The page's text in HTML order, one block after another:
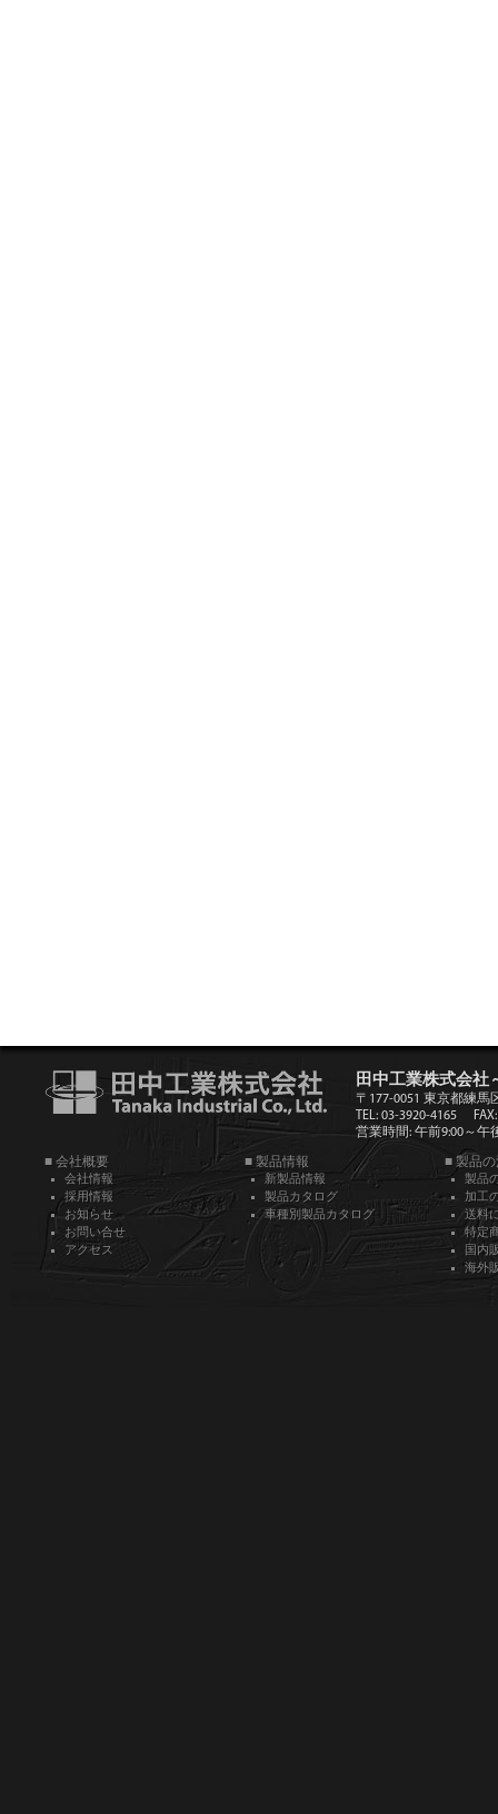
田中工業株式会社
〒177-0051 東京都練馬
TEL: 03-3920-4165
営業時間: 午前9:00～午
■ 会社概要
会社情報
採用情報
お知らせ
お問い合せ
アクセス
■ 製品情報
新製品情報
製品カタログ
車種別製品カタログ
■ 製品
製品
加工
送料
特定
国内
海外